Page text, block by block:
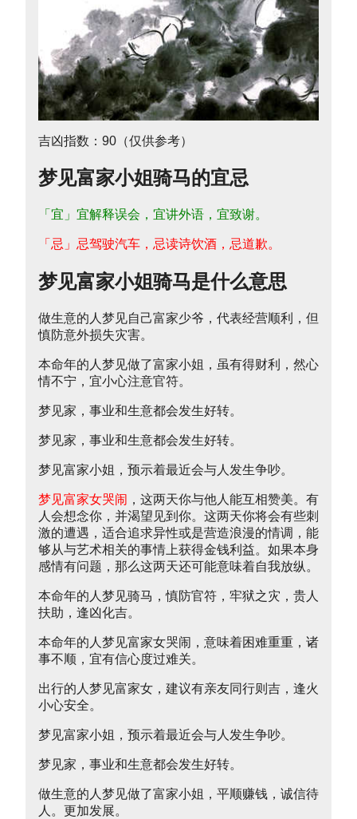
吉凶指数：90（仅供参考）
梦见富家小姐骑马的宜忌
「宜」宜解释误会，宜讲外语，宜致谢。
「忌」忌驾驶汽车，忌读诗饮酒，忌道歉。
梦见富家小姐骑马是什么意思
做生意的人梦见自己富家少爷，代表经营顺利，但
慎防意外损失灾害。
本命年的人梦见做了富家小姐，虽有得财利，然心
情不宁，宜小心注意官符。
梦见家，事业和生意都会发生好转。
梦见家，事业和生意都会发生好转。
梦见富家小姐，预示着最近会与人发生争吵。
梦见富家女哭闹 ，这两天你与他人能互相赞美。有
人会想念你，并渴望见到你。这两天你将会有些刺
激的遭遇，适合追求异性或是营造浪漫的情调，能
够从与艺术相关的事情上获得金钱利益。如果本身
感情有问题，那么这两天还可能意味着自我放纵。
本命年的人梦见骑马，慎防官符，牢狱之灾，贵人
扶助，逢凶化吉。
本命年的人梦见富家女哭闹，意味着困难重重，诸
事不顺，宜有信心度过难关。
出行的人梦见富家女，建议有亲友同行则吉，逢火
小心安全。
梦见富家小姐，预示着最近会与人发生争吵。
梦见家，事业和生意都会发生好转。
做生意的人梦见做了富家小姐，平顺赚钱，诚信待
人。更加发展。